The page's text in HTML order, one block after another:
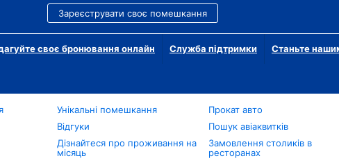
Зареєструвати своє помешкання
своє бронювання онлайн Служба підтримки Станьте
Унікальні помешкання
Відгуки
Дізнайтеся про проживання на
місяць
Прокат авто
Пошук авіаквитків
Замовлення столиків в
ресторанах